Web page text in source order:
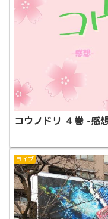
コウノドリ ４巻 -感
ライブ